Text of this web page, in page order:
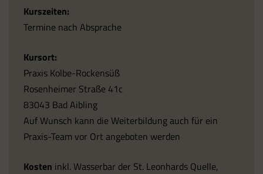
Kurszeiten:
Termine nach Absprache
Kursort:
Praxis Kolbe-Rockensüß
Rosenheimer Straße 41c
83043 Bad Aibling
Auf Wunsch kann die Weiterbildung auch für ein
Praxis-Team vor Ort angeboten werden
Kosten inkl. Wasserbar der St. Leonhards Quelle,